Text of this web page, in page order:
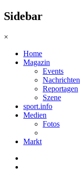
Sidebar
×
Home
Magazin
Events
Nachrichten
Reportagen
Szene
sport.info
Medien
Fotos
Markt